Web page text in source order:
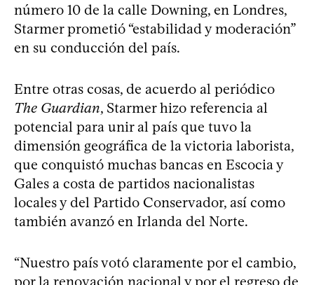
número 10 de la calle Downing, en Londres,
Starmer prometió “estabilidad y moderación”
en su conducción del país.
Entre otras cosas, de acuerdo al periódico
The Guardian, Starmer hizo referencia al
potencial para unir al país que tuvo la
dimensión geográfica de la victoria laborista,
que conquistó muchas bancas en Escocia y
Gales a costa de partidos nacionalistas
locales y del Partido Conservador, así como
también avanzó en Irlanda del Norte.
“Nuestro país votó claramente por el cambio,
por la renovación nacional y por el regreso de